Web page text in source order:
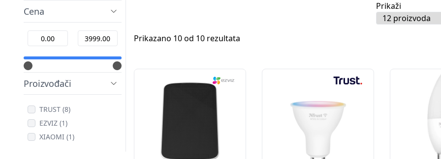
Cena
Proizvođači
TRUST (8)
EZVIZ (1)
XIAOMI (1)
Prikaži
Prikazano 10 od 10 rezultata